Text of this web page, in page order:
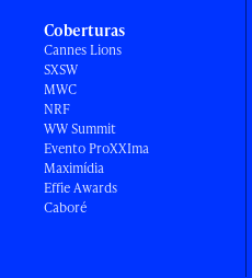
Coberturas
Cannes Lions
SXSW
MWC
NRF
WW Summit
Evento ProXXIma
Maximídia
Effie Awards
Caboré